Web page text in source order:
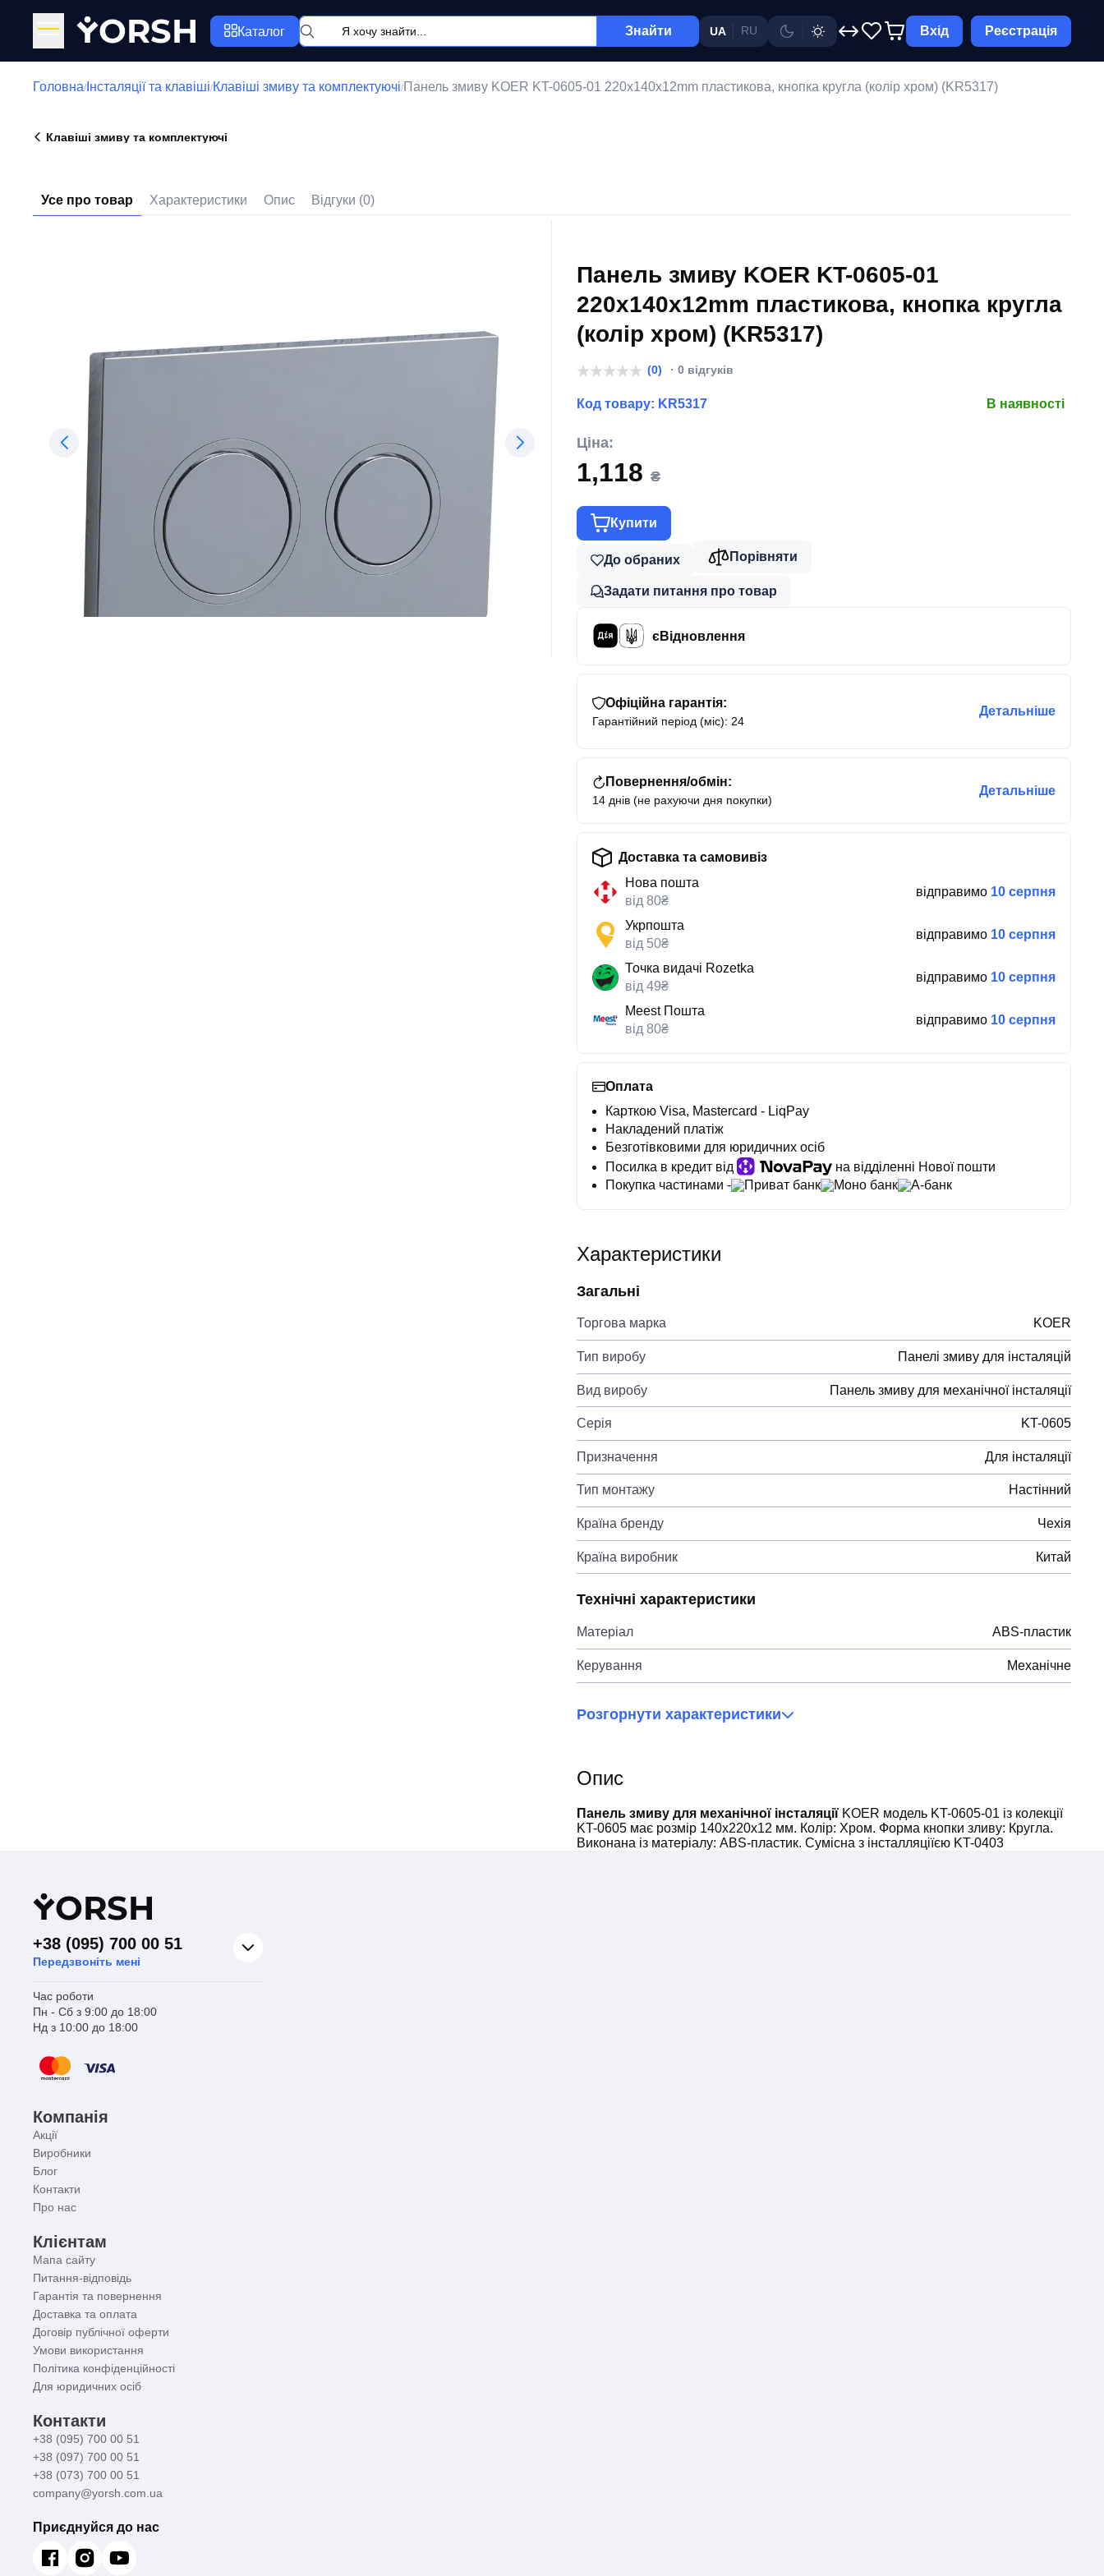
YORSH Каталог Знайти UA RU Вхід Реєстрація
Головна/ Інсталяції та клавіші/Клавіші змиву та комплектуючі/Панель змиву KOER KT-0605-01 220x140x12mm пластикова, кнопка кругла (колір хром) (KR5317)
Клавіші змиву та комплектуючі
Усе про товар Характеристики Опис Відгуки (0)
Панель змиву KOER KT-0605-01
220x140x12mm пластикова, кнопка кругла
(колір хром) (KR5317)
(0) · 0 відгуків
Код товару: KR5317 В наявності
Ціна:
1,118 ₴
Купити
До обраних Порівняти
Задати питання про товар
єВідновлення
Офіційна гарантія:
Гарантійний період (міс): 24
Детальніше
Повернення/обмін:
14 днів (не рахуючи дня покупки)
Детальніше
Доставка та самовивіз
Нова пошта
від 80₴
відправимо 10 серпня
Укрпошта
від 50₴
відправимо 10 серпня
Точка видачі Rozetka
від 49₴
відправимо 10 серпня
Meest Пошта
від 80₴
відправимо 10 серпня
Оплата
Карткою Visa, Mastercard - LiqPay
Накладений платіж
Безготівковими для юридичних осіб
Посилка в кредит від
на відділенні Нової пошти
Покупка частинами -
Приват банк Моно банк А-банк
Характеристики
Загальні
Торгова марка KOER
Тип виробу Панелі змиву для інсталяцій
Вид виробу Панель змиву для механічної інсталяції
Серія KT-0605
Призначення Для інсталяції
Тип монтажу Настінний
Країна бренду Чехія
Країна виробник Китай
Технічні характеристики
Матеріал ABS-пластик
Керування Механічне
Розгорнути характеристики
Опис
Панель змиву для механічної інсталяції KOER модель KT-0605-01 із колекції
KT-0605 має розмір 140x220x12 мм. Колір: Хром. Форма кнопки зливу: Кругла.
Виконана із матеріалу: ABS-пластик. Сумісна з інсталляціїєю KT-0403
YORSH
+38 (095) 700 00 51
Передзвоніть мені
Час роботи
Пн - Сб з 9:00 до 18:00
Нд з 10:00 до 18:00
Компанія
Акції
Виробники
Блог
Контакти
Про нас
Клієнтам
Мапа сайту
Питання-відповідь
Гарантія та повернення
Доставка та оплата
Договір публічної оферти
Умови використання
Політика конфіденційності
Для юридичних осіб
Контакти
+38 (095) 700 00 51
+38 (097) 700 00 51
+38 (073) 700 00 51
company@yorsh.com.ua
Приєднуйся до нас